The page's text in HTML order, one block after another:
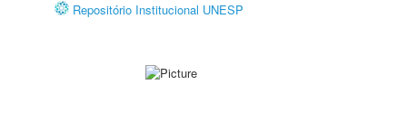
Repositório Institucional UNESP